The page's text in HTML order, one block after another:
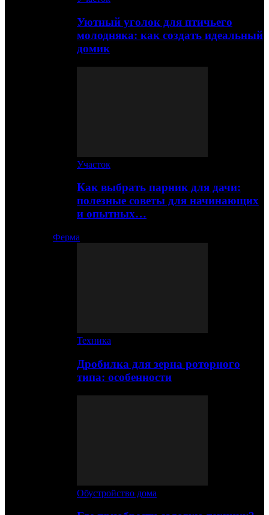
Уютный уголок для птичьего
молодняка: как создать идеальный
домик
Участок
Как выбрать парник для дачи:
полезные советы для начинающих
и опытных…
Ферма
Техника
Дробилка для зерна роторного
типа: особенности
Обустройство дома